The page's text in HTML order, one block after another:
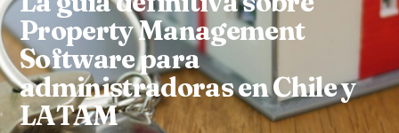
Property Management
Software para
administradoras en Chile y
LATAM